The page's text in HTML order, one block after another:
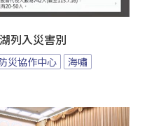
列入災害別
災協作中心
海嘯